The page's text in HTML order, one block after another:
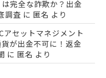
完全な詐欺か？出金
調査 に 匿名 より
アセットマネジメント
が出金不可に！返金
に 匿名 より